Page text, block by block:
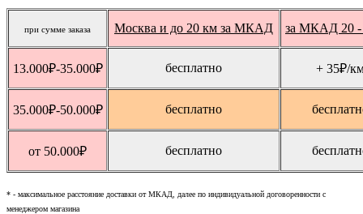
при сумме заказа Москва и до 20 км за МКАД за МКАД 20 -
13.000₽-35.000₽ бесплатно + 35₽/
35.000₽-50.000₽ бесплатно
от 50.000₽ бесплатно
* - максимальное расстояние доставки от МКАД, далее по индивидуальной договоренности с
менеджером магазина